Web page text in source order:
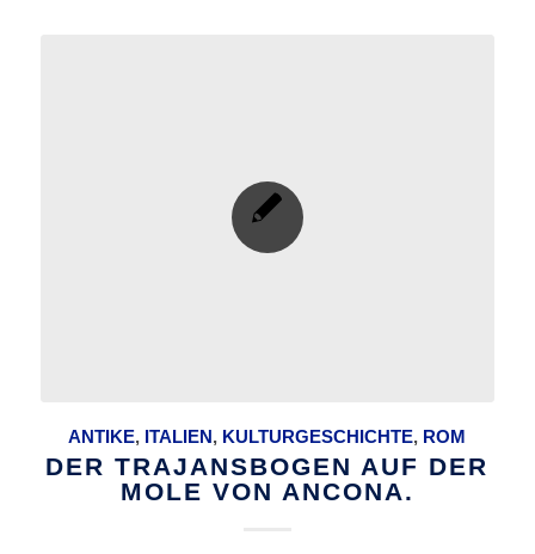
ANTIKE, ITALIEN, KULTURGESCHICHTE, ROM
DER TRAJANSBOGEN AUF DER
MOLE VON ANCONA.